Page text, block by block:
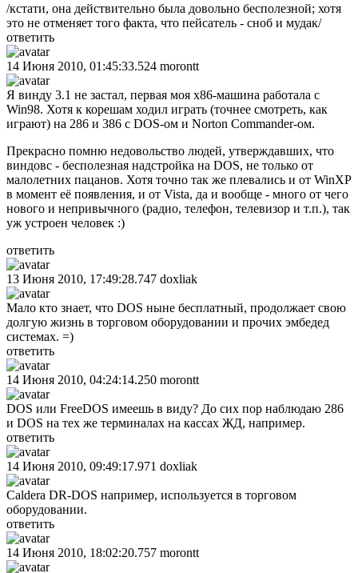
/кстати, она действительно была довольно бесполезной; хотя
это не отменяет того факта, что пейсатель - сноб и мудак/
ответить
14 Июня 2010, 01:45:33.524 morontt
Я винду 3.1 не застал, первая моя х86-машина работала с
Win98. Хотя к корешам ходил играть (точнее смотреть, как
играют) на 286 и 386 с DOS-ом и Norton Commander-ом.
Прекрасно помню недовольство людей, утверждавших, что
виндовс - бесполезная надстройка на DOS, не только от
малолетних пацанов. Хотя точно так же плевались и от WinXP
в момент её появления, и от Vista, да и вообще - много от чего
нового и непривычного (радио, телефон, телевизор и т.п.), так
уж устроен человек :)
ответить
13 Июня 2010, 17:49:28.747 doxliak
Мало кто знает, что DOS ныне бесплатный, продолжает свою
долгую жизнь в торговом оборудовании и прочих эмбедед
системах. =)
ответить
14 Июня 2010, 04:24:14.250 morontt
DOS или FreeDOS имеешь в виду? До сих пор наблюдаю 286
и DOS на тех же терминалах на кассах ЖД, например.
ответить
14 Июня 2010, 09:49:17.971 doxliak
Caldera DR-DOS например, используется в торговом
оборудовании.
ответить
14 Июня 2010, 18:02:20.757 morontt